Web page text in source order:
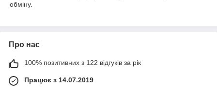
обміну.
Про нас
100% позитивних з 122 відгуків за рік
Працює з 14.07.2019